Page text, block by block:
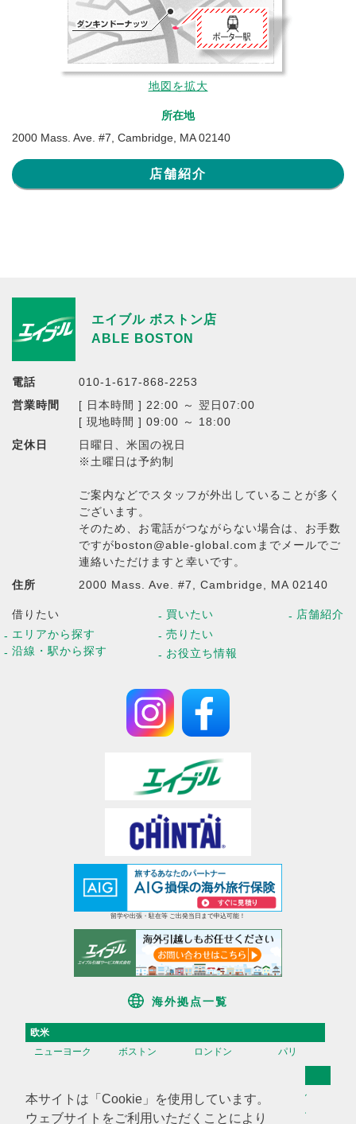
本サイトは「Cookie」を使用しています。
ウェブサイトをご利用いただくことにより
地図を拡大
所在地
2000 Mass. Ave. #7, Cambridge, MA 02140
店舗紹介
エイブル ボストン店
ABLE BOSTON
電話
010-1-617-868-2253
営業時間
[ 日本時間 ] 22:00 ～ 翌日07:00
[ 現地時間 ] 09:00 ～ 18:00
定休日
日曜日、米国の祝日
※土曜日は予約制
ご案内などでスタッフが外出していることが多く
ございます。
そのため、お電話がつながらない場合は、お手数
ですがboston@able-global.comまでメールでご
連絡いただけますと幸いです。
住所
2000 Mass. Ave. #7, Cambridge, MA 02140
借りたい
エリアから探す
沿線・駅から探す
買いたい
売りたい
お役立ち情報
店舗紹介
留学や出張・駐在等 ご出発当日まで申込可能！
海外拠点一覧
欧米
ニューヨーク
ボストン ロンドン パリ
香港
台湾 高雄
ソウル
天津
上海 蘇州 深セン